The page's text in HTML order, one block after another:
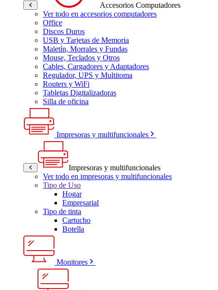
Accesorios Computadores
Ver todo en accesorios computadores
Office
Discos Duros
USB y Tarjetas de Memoria
Maletín, Morrales y Fundas
Mouse, Teclados y Otros
Cables, Cargadores y Adaptadores
Regulador, UPS y Multitoma
Routers y WiFi
Tabletas Digitalizadoras
Silla de oficina
Impresoras y multifuncionales
Impresoras y multifuncionales
Ver todo en impresoras y multifuncionales
Tipo de Uso
Hogar
Empresarial
Tipo de tinta
Cartucho
Botella
Monitores